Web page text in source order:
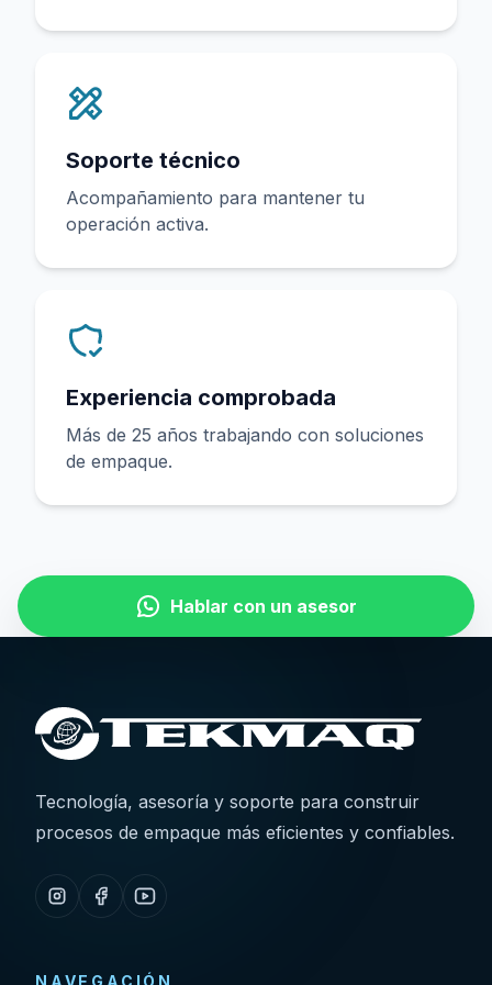
Soporte técnico
Acompañamiento para mantener tu
operación activa.
Experiencia comprobada
Más de 25 años trabajando con soluciones
de empaque.
Hablar con un asesor
Tecnología, asesoría y soporte para construir
procesos de empaque más eficientes y confiables.